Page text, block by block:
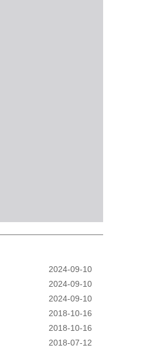
2024-09-10
2024-09-10
2024-09-10
2018-10-16
2018-10-16
2018-07-12